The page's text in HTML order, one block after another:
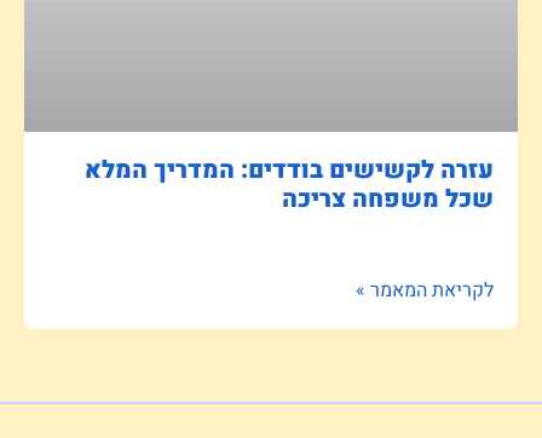
עזרה לקשישים בודדים: המדריך המלא
שכל משפחה צריכה
לקריאת המאמר »